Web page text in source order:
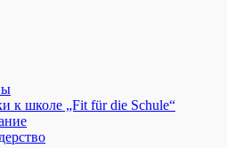
к школе „Fit für die Schule“
языка для детей и
и в 11:30.
часа